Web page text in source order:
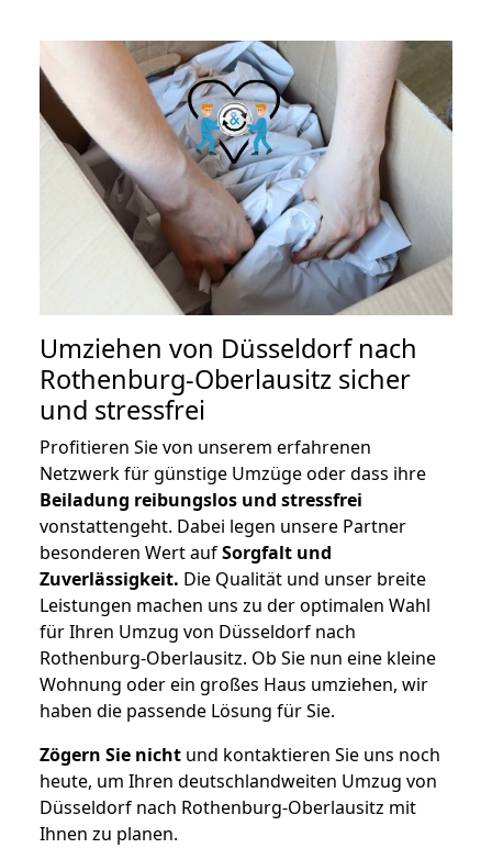
Umziehen von Düsseldorf nach
Rothenburg-Oberlausitz sicher
und stressfrei
Profitieren Sie von unserem erfahrenen
Netzwerk für günstige Umzüge oder dass ihre
Beiladung reibungslos und stressfrei
vonstattengeht. Dabei legen unsere Partner
besonderen Wert aufSorgfalt und
Zuverlässigkeit. Die Qualität und unser breite
Leistungen machen uns zu der optimalen Wahl
für Ihren Umzug von Düsseldorf nach
Rothenburg-Oberlausitz. Ob Sie nun eine kleine
Wohnung oder ein großes Haus umziehen, wir
haben die passende Lösung für Sie.
Zögern Sie nicht und kontaktieren Sie uns noch
heute, um Ihren deutschlandweiten Umzug von
Düsseldorf nach Rothenburg-Oberlausitz mit
Ihnen zu planen.